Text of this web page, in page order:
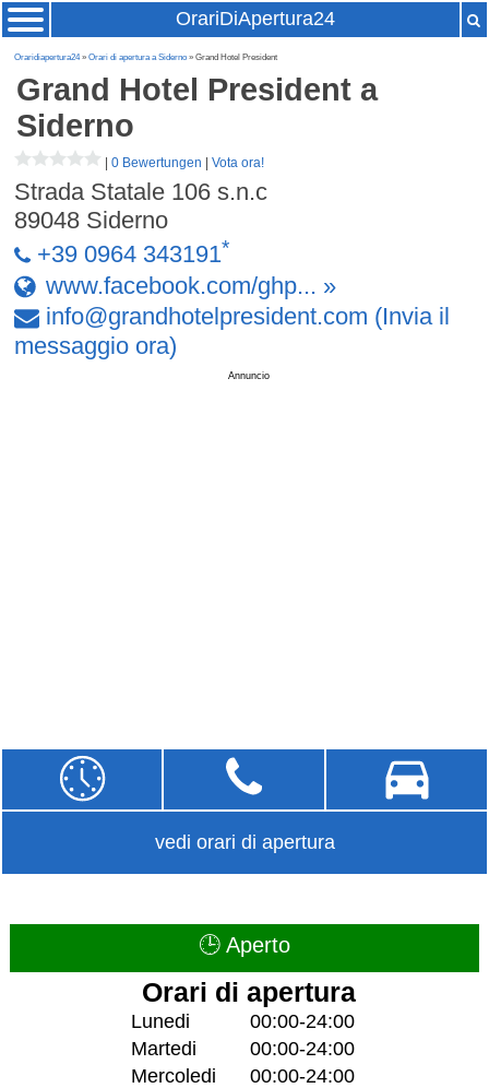
OrariDiApertura24
Oraridiapertura24»Orari di apertura a Siderno » Grand Hotel President
Grand Hotel President a
Siderno
|0 Bewertungen |Vota ora!
Strada Statale 106 s.n.c
89048 Siderno
+39 0964 343191*
www.facebook.com/ghp... »
info@grandhotelpresident.com (Invia il
messaggio ora)
Annuncio
vedi orari di apertura
🕒 Aperto
Orari di apertura
Lunedi
00:00-24:00
Martedi
00:00-24:00
Mercoledi
00:00-24:00